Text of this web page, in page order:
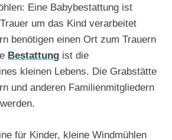
Eine Babybestattung ist
um das Kind verarbeitet
benötigen einen Ort zum Trauern
Bestattung ist die
kleinen Lebens. Die Grabstätte
und anderen Familienmitgliedern
für Kinder, kleine Windmühlen